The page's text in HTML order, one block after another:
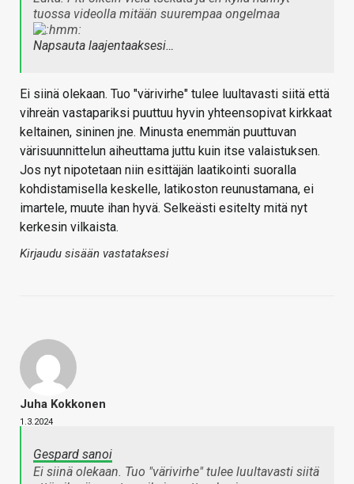
tuossa videolla mitään suurempaa ongelmaa
Napsauta laajentaaksesi…
Ei siinä olekaan. Tuo "värivirhe" tulee luultavasti siitä että
vihreän vastapariksi puuttuu hyvin yhteensopivat kirkkaat
keltainen, sininen jne. Minusta enemmän puuttuvan
värisuunnittelun aiheuttama juttu kuin itse valaistuksen.
Jos nyt nipotetaan niin esittäjän laatikointi suoralla
kohdistamisella keskelle, latikoston reunustamana, ei
imartele, muute ihan hyvä. Selkeästi esitelty mitä nyt
kerkesin vilkaista.
Kirjaudu sisään vastataksesi
Juha Kokkonen
1.3.2024
Gespard sanoi
Ei siinä olekaan. Tuo "värivirhe" tulee luultavasti siitä